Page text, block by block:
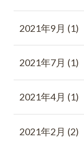
2021年9月 (1)
2021年7月 (1)
2021年4月 (1)
2021年2月 (2)